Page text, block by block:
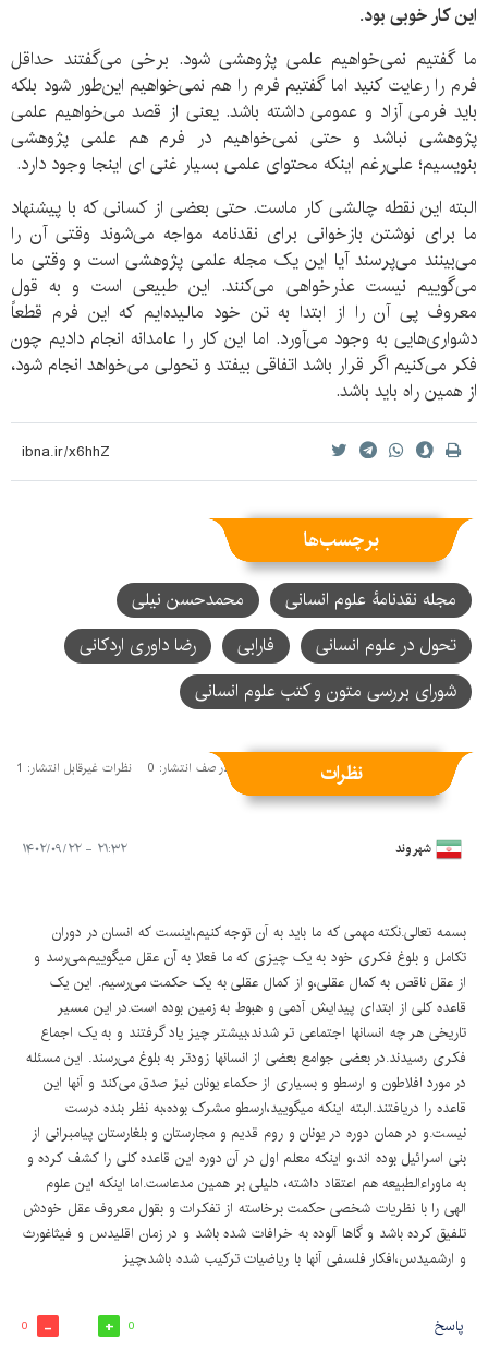
این کار خوبی بود.
ما گفتیم نمی‌خواهیم علمی پژوهشی شود. برخی می‌گفتند حداقل
فرم را رعایت کنید اما گفتیم فرم را هم نمی‌خواهیم این‌طور شود بلکه
باید فرمی آزاد و عمومی داشته باشد. یعنی از قصد می‌خواهیم علمی
پژوهشی نباشد و حتی نمی‌خواهیم در فرم هم علمی پژوهشی
بنویسیم؛ علی‌رغم اینکه محتوای علمی بسیار غنی ای اینجا وجود دارد.
البته این نقطه چالشی کار ماست. حتی بعضی از کسانی که با پیشنهاد
ما برای نوشتن بازخوانی برای نقدنامه مواجه می‌شوند وقتی آن را
می‌بینند می‌پرسند آیا این یک مجله علمی پژوهشی است و وقتی ما
می‌گوییم نیست عذرخواهی می‌کنند. این طبیعی است و به قول
معروف پی آن را از ابتدا به تن خود مالیده‌ایم که این فرم قطعاً
دشواری‌هایی به وجود می‌آورد. اما این کار را عامدانه انجام دادیم چون
فکر می‌کنیم اگر قرار باشد اتفاقی بیفتد و تحولی می‌خواهد انجام شود،
از همین راه باید باشد.
برچسب‌ها
مجله نقدنامۀ علوم انسانی
محمدحسن نیلی
تحول در علوم انسانی
فارابی
رضا داوری اردکانی
شورای بررسی متون و کتب علوم انسانی
نظرات
نظرات منتشر شده: 2 نظرات در صف انتشار: 0 نظرات غیرقابل انتشار: 1
شهروند ۲۱:۳۲ - ۱۴۰۲/۰۹/۲۲
بسمه تعالی.نکته مهمی که ما باید به آن توجه کنیم،اینست که انسان در دوران
تکامل و بلوغ فکری خود به یک چیزی که ما فعلا به آن عقل میگوییم،می‌رسد و
از عقل ناقص به کمال عقلی،و از کمال عقلی به یک حکمت می‌رسیم. این یک
قاعده کلی از ابتدای پیدایش آدمی و هبوط به زمین بوده است.در این مسیر
تاریخی هر چه انسانها اجتماعی تر شدند،بیشتر چیز یاد گرفتند و به یک اجماع
فکری رسیدند.در بعضی جوامع بعضی از انسانها زودتر به بلوغ می‌رسند. این مسئله
در مورد افلاطون و ارسطو و بسیاری از حکماء یونان نیز صدق می‌کند و آنها این
قاعده را دریافتند.البته اینکه میگویید،ارسطو مشرک بوده،به نظر بنده درست
نیست.و در همان دوره در یونان و روم قدیم و مجارستان و بلغارستان پیامبرانی از
بنی اسرائیل بوده اند،و اینکه معلم اول در آن دوره این قاعده کلی را کشف کرده و
به ماوراءالطبیعه هم اعتقاد داشته، دلیلی بر همین مدعاست.اما اینکه این علوم
الهی را با نظریات شخصی حکمت برخاسته از تفکرات و بقول معروف عقل خودش
تلفیق کرده باشد و گاها آلوده به خرافات شده باشد و در زمان اقلیدس و فیثاغورث
و ارشمیدس،افکار فلسفی آنها با ریاضیات ترکیب شده باشد،چیز
پاسخ 0
0